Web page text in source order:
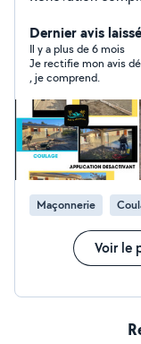
paysagiste, terrassement Toute
discuter Service rapide et réactif Travail soigné et de
qualité À l'écoute du besoin du client Et donner les
meilleurs informations et
TÉLÉPHONE :
CINQUANTE ET UN . ZÉRO
Cordialement
Dernier avis
Il y a plus de 6 mois
Je rectifie mon avis désolé Vous êtes quelqu’un
, je comprend.
Maçonnerie
Voir le